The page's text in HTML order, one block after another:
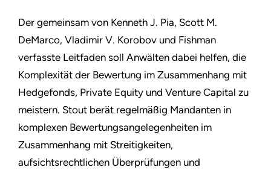
Der gemeinsam von Kenneth J. Pia, Scott M.
DeMarco, Vladimir V. Korobov und Fishman
verfasste Leitfaden soll Anwälten dabei helfen, die
Komplexität der Bewertung im Zusammenhang mit
Hedgefonds, Private Equity und Venture Capital zu
meistern. Stout berät regelmäßig Mandanten in
komplexen Bewertungsangelegenheiten im
Zusammenhang mit Streitigkeiten,
aufsichtsrechtlichen Überprüfungen und